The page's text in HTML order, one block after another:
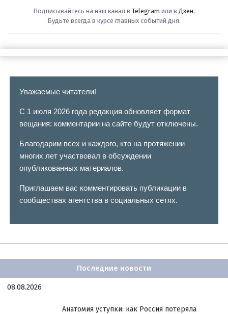
Подписывайтесь на наш канал в Telegram или в Дзен.
Будьте всегда в курсе главных событий дня.
Уважаемые читатели!
С 1 июля 2026 года редакция обновляет формат
вещания: комментарии на сайте будут отключены.
Благодарим всех и каждого, кто на протяжении
многих лет участвовал в обсуждении
опубликованных материалов.
Приглашаем вас комментировать публикации в
сообществах агентства в социальных сетях.
Последние новости
08.08.2026
Анатомия уступки: как Россия потеряла